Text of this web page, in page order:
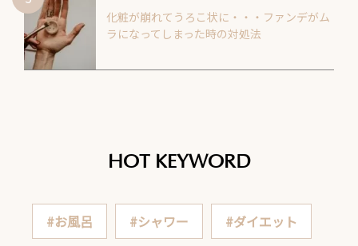
化粧が崩れてうろこ状に・・・ファンデがム
ラになってしまった時の対処法
HOT KEYWORD
#お風呂 #シャワー #ダイエット